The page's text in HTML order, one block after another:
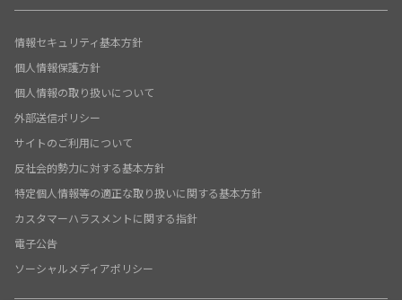
情報セキュリティ基本方針
個人情報保護方針
個人情報の取り扱いについて
外部送信ポリシー
サイトのご利用について
反社会的勢力に対する基本方針
特定個人情報等の適正な取り扱いに関する基本方針
カスタマーハラスメントに関する指針
電子公告
ソーシャルメディアポリシー